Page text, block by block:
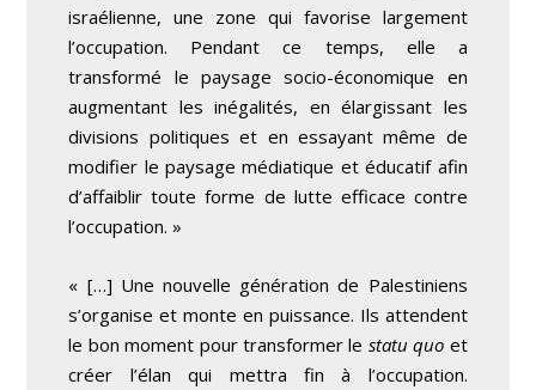
israélienne, une zone qui favorise largement
l’occupation. Pendant ce temps, elle a
transformé le paysage socio-économique en
augmentant les inégalités, en élargissant les
divisions politiques et en essayant même de
modifier le paysage médiatique et éducatif afin
d’affaiblir toute forme de lutte efficace contre
l’occupation. »
« […] Une nouvelle génération de Palestiniens
s’organise et monte en puissance. Ils attendent
le bon moment pour transformer le statu quo et
créer l’élan qui mettra fin à l’occupation.